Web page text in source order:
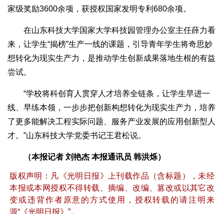
家级奖励3600余项，获授权国家发明专利680余项。
在山东科技大学国家大学科技园管理办公室主任薛力看
来，让学生“揭榜”生产一线的课题，引导青年学生将奇思妙
想转化为现实生产力，是推动学生创新成果落地生根的有益
尝试。
“学校将科创育人贯穿人才培养全链条，让学生早进一
线、早练本领，一步步把创新构想转化为现实生产力，培养
了更多能解决工程实际问题、服务产业发展的应用创新型人
才。”山东科技大学党委书记王君松说。
（本报记者 刘艳杰 本报通讯员 韩洪烁）
版权声明：凡《光明日报》上刊载作品（含标题），未经
本报或本网授权不得转载、摘编、改编、篡改或以其它改
变或违背作者原意的方式使用，授权转载的请注明来
源“《光明日报》”。